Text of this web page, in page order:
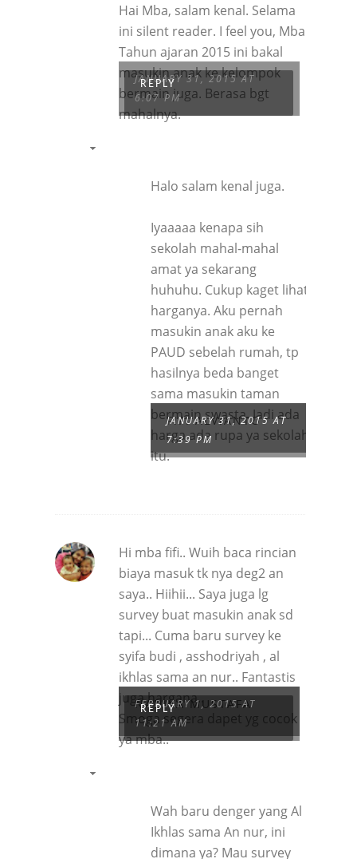
JANUARY 31, 2015 AT
6:07 PM
Hai Mba, salam kenal. Selama
ini silent reader. I feel you, Mba.
Tahun ajaran 2015 ini bakal
masukin anak ke kelompok
bermain juga. Berasa bgt
mahalnya.
REPLY
FIFI ALVIANTO
JANUARY 31, 2015 AT
7:39 PM
Halo salam kenal juga.
Iyaaaaa kenapa sih
sekolah mahal-mahal
amat ya sekarang
huhuhu. Cukup kaget lihat
harganya. Aku pernah
masukin anak aku ke
PAUD sebelah rumah, tp
hasilnya beda banget
sama masukin taman
bermain swasta. Jadi ada
harga ada rupa ya sekolah
itu.
NADIYA MUSTAFA
FEBRUARY 1, 2015 AT
11:21 AM
Hi mba fifi.. Wuih baca rincian
biaya masuk tk nya deg2 an
saya.. Hiihii... Saya juga lg
survey buat masukin anak sd
tapi... Cuma baru survey ke
syifa budi , asshodriyah , al
ikhlas sama an nur.. Fantastis
juga hargana..
Smoga segera dapet yg cocok
ya mba..
REPLY
Wah baru denger yang Al
Ikhlas sama An nur, ini
dimana ya? Mau survey